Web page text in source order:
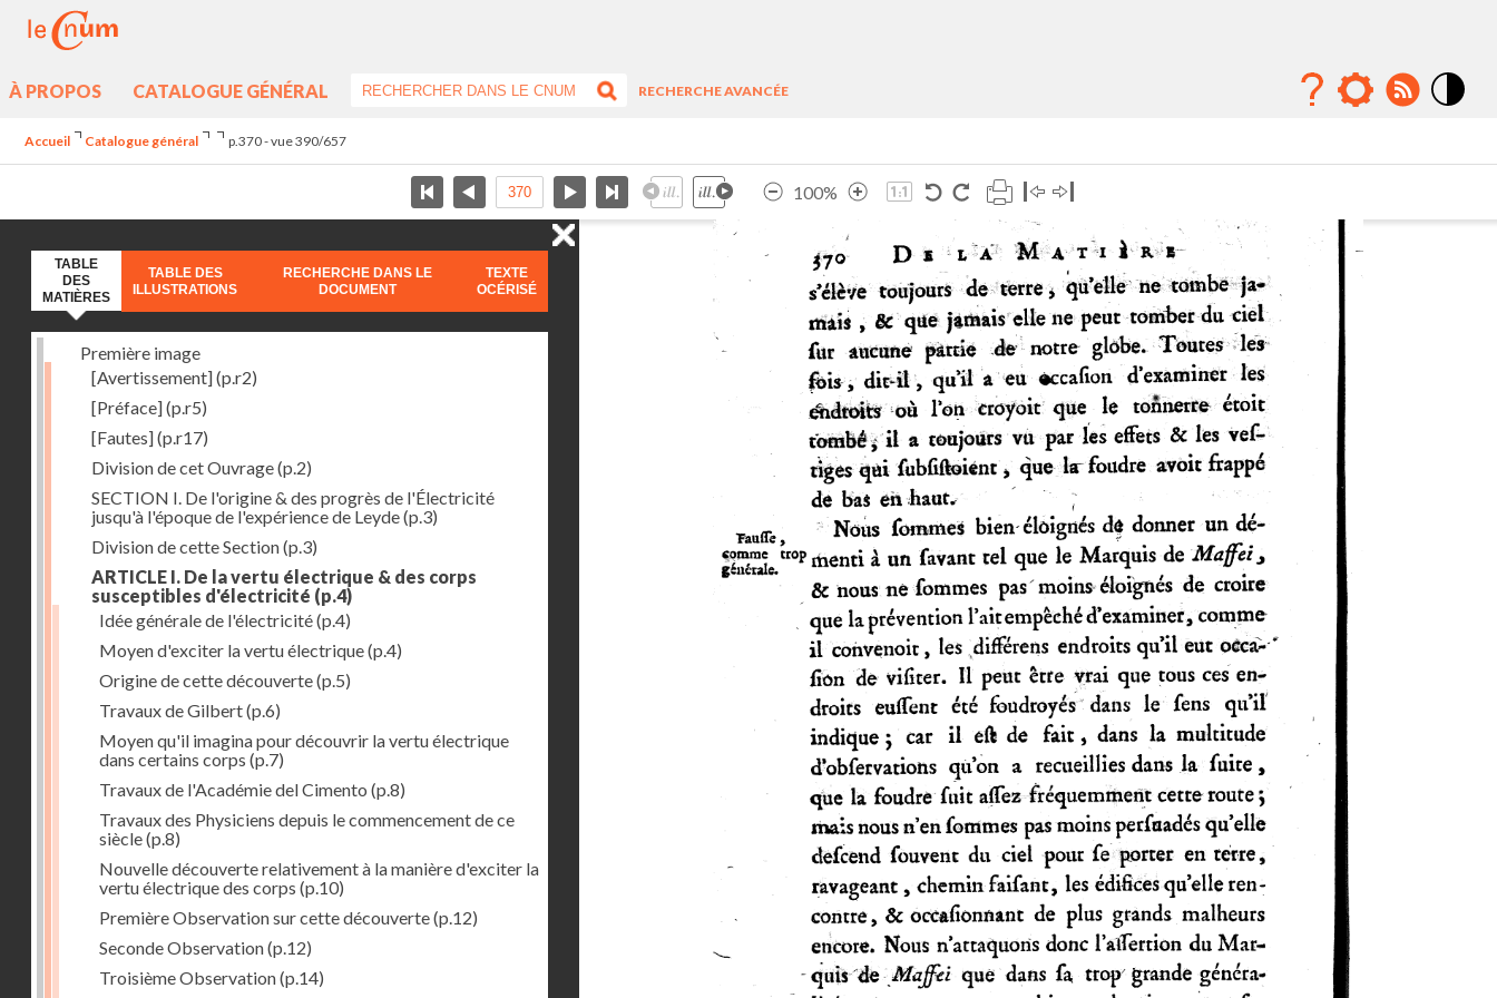
À PROPOS CATALOGUE GÉNÉRAL
RECHERCHE AVANCÉE
Accueil Catalogue général p.370 - vue 390/657
100%
TABLE
DES
MATIÈRES
TABLE DES
ILLUSTRATIONS
RECHERCHE DANS LE
DOCUMENT
TEXTE
OCÉRISÉ
Première image
[Avertissement](p.r2)
[Préface](p.r5)
[Fautes](p.r17)
Division de cet Ouvrage(p.2)
SECTION I. De l'origine & des progrès de l'Électricité
jusqu'à l'époque de l'expérience de Leyde(p.3)
Division de cette Section(p.3)
ARTICLE I. De la vertu électrique & des corps
susceptibles d'électricité (p.4)
Idée générale de l'électricité(p.4)
Moyen d'exciter la vertu électrique(p.4)
Origine de cette découverte(p.5)
Travaux de Gilbert(p.6)
Moyen qu'il imagina pour découvrir la vertu électrique
dans certains corps (p.7)
Travaux de l'Académie del Cimento (p.8)
Travaux des Physiciens depuis le commencement de ce
siècle(p.8)
Nouvelle découverte relativement à la manière d'exciter la
vertu électrique des corps (p.10)
Première Observation sur cette découverte(p.12)
Seconde Observation(p.12)
Troisième Observation(p.14)